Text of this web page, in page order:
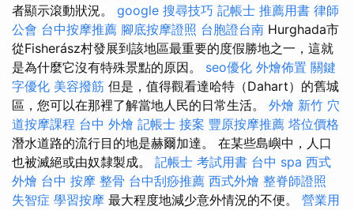
者顯示滾動狀況。 google 搜尋技巧 記帳士 推薦用書 律師
公會 台中按摩推薦 腳底按摩證照 台胞證台南 Hurghada市
從Fisherász村發展到該地區最重要的度假勝地之一，這就
是為什麼它沒有特殊景點的原因。 seo優化 外燴佈置 關鍵
字優化 美容撥筋 但是，值得觀看達哈特（Dahart）的舊城
區，您可以在那裡了解當地人民的日常生活。 外燴 新竹 穴
道按摩課程 台中 外燴 記帳士 接案 豐原按摩推薦 塔位價格
潛水道路的流行目的地是赫爾加達。 在某些島嶼中，人口
也被滅絕或由奴隸製成。 記帳士 考試用書 台中 spa 西式
外燴 台中 按摩 整骨 台中刮痧推薦 西式外燴 整脊師證照
失智症 學習按摩 最大程度地減少意外情況的不便。 營業用